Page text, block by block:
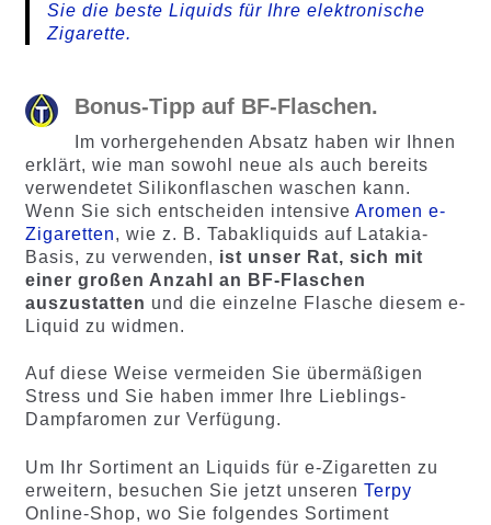
Sie die beste Liquids für Ihre elektronische
Zigarette.
Bonus-Tipp auf BF-Flaschen.
Im vorhergehenden Absatz haben wir Ihnen
erklärt, wie man sowohl neue als auch bereits
verwendetet Silikonflaschen waschen kann.
Wenn Sie sich entscheiden intensive Aromen e-
Zigaretten, wie z. B. Tabakliquids auf Latakia-
Basis, zu verwenden, ist unser Rat, sich mit
einer großen Anzahl an BF-Flaschen
auszustatten und die einzelne Flasche diesem e-
Liquid zu widmen.
Auf diese Weise vermeiden Sie übermäßigen
Stress und Sie haben immer Ihre Lieblings-
Dampfaromen zur Verfügung.
Um Ihr Sortiment an Liquids für e-Zigaretten zu
erweitern, besuchen Sie jetzt unseren Terpy
Online-Shop, wo Sie folgendes Sortiment